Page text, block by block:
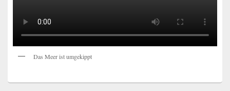
Das Meer ist umgekippt